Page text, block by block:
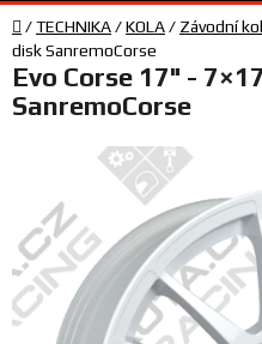
TECHNIKA
VYBAVENÍ
TÝM
A
SERVIS
Domů
/TECHNIKA/KOLA/ Závodní
disk SanremoCorse
Evo Corse 17" -
SanremoCorse